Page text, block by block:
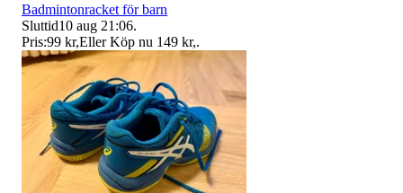
Badmintonracket för barn
Sluttid10 aug 21:06.
Pris:99 kr,Eller Köp nu 149 kr,.